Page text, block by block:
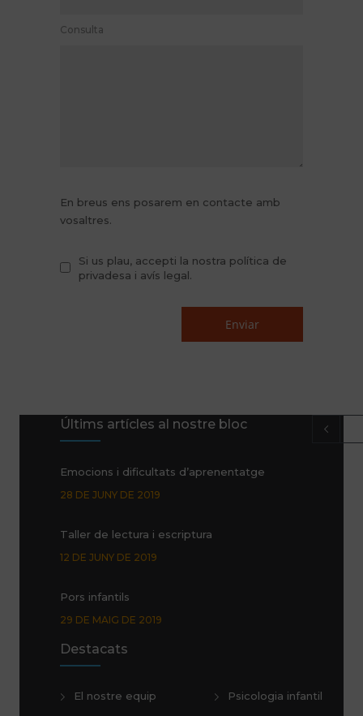
Consulta
En breus ens posarem en contacte amb
vosaltres.
Si us plau, accepti la nostra política de
privadesa i avís legal.
Últims artícles al nostre bloc
Emocions i dificultats d’aprenentatge
28 DE JUNY DE 2019
Taller de lectura i escriptura
12 DE JUNY DE 2019
Pors infantils
29 DE MAIG DE 2019
Destacats
El nostre equip Psicologia infantil